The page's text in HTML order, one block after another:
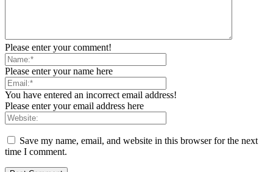
Please enter your comment!
Please enter your name here
You have entered an incorrect email address!
Please enter your email address here
Save my name, email, and website in this browser for the next
time I comment.